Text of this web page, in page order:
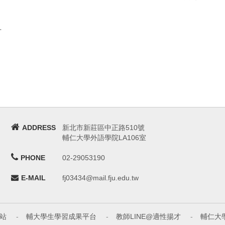
ADDRESS
新北市新莊區中正路510號
輔仁大學外語學院LA106室
PHONE 02-29053190
E-MAIL fj03434@mail.fju.edu.tw
- 輔大學生學習成果平台 - 教師LINE@適性揚才 - 輔仁大